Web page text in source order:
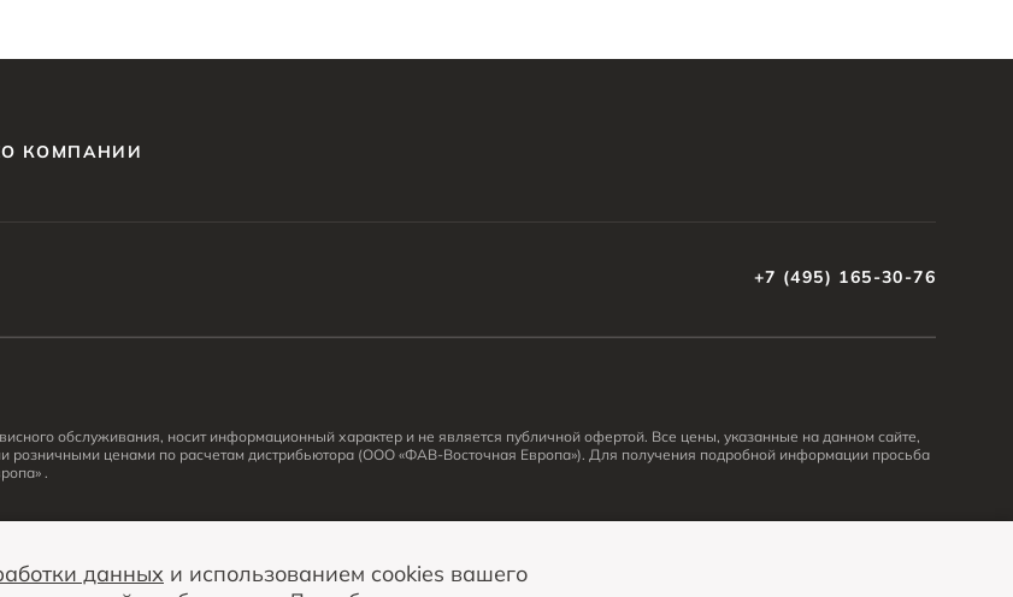
О КОМПАНИИ
+7 (495) 165-30-76
обслуживания, носит информационный характер и не является публичной офертой. Все цены, указанные на данном сайте,
розничными ценами по расчетам дистрибьютора (ООО «ФАВ-Восточная Европа»). Для получения подробной информации просьба
.
время без предварительного уведомления.
данных и использованием cookies вашего